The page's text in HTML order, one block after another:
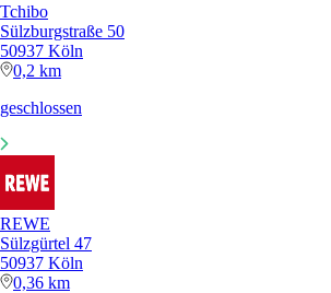
Tchibo
Sülzburgstraße 50
50937 Köln
0,2 km
geschlossen
REWE
Sülzgürtel 47
50937 Köln
0,36 km